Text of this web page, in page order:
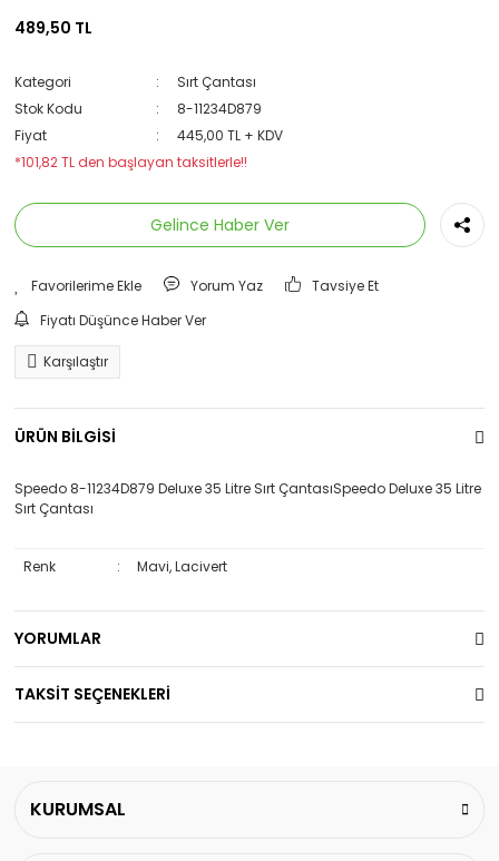
489,50 TL
Kategori
Sırt Çantası
Stok Kodu
8-11234D879
Fiyat
445,00 TL + KDV
*101,82 TL den başlayan taksitlerle!!
Gelince Haber Ver
Yorum Yaz
Tavsiye Et
Fiyatı Düşünce Haber Ver
Karşılaştır
ÜRÜN BİLGİSİ
Speedo 8-11234D879 Deluxe 35 Litre Sırt ÇantasıSpeedo Deluxe 35 Litre
Sırt Çantası
Renk : Mavi, Lacivert
YORUMLAR
TAKSİT SEÇENEKLERİ
KURUMSAL